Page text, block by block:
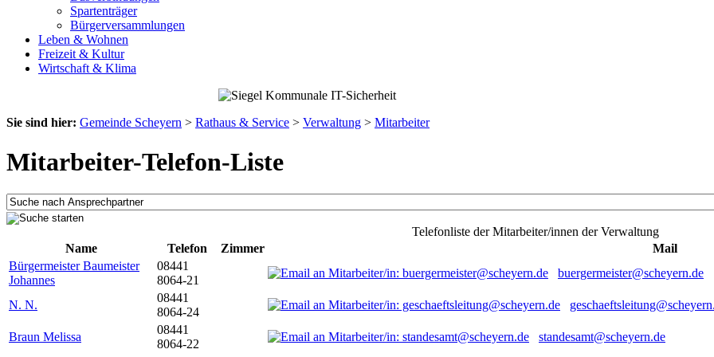
Spartenträger
Bürgerversammlungen
Leben & Wohnen
Freizeit & Kultur
Wirtschaft & Klima
Sie sind hier: Gemeinde Scheyern > Rathaus & Service > Verwaltung > Mitarbeiter
Mitarbeiter-Telefon-Liste
Telefonliste der Mitarbeiter/innen der Verwaltung
Name
Telefon Zimmer
Mail
Bürgermeister Baumeister
Johannes
08441
8064-21
buergermeister@scheyern.de
N. N.
08441
8064-24
Braun Melissa
08441
8064-22
standesamt@scheyern.de